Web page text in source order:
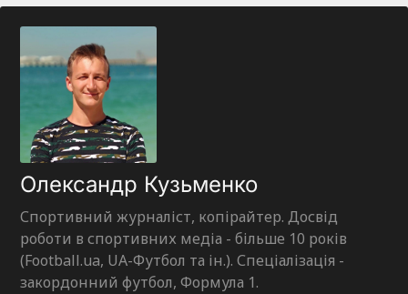
Олександр Кузьменко
Спортивний журналіст, копірайтер. Досвід
роботи в спортивних медіа - більше 10 років
(Football.ua, UA-Футбол та ін.). Спеціалізація -
закордонний футбол, Формула 1.